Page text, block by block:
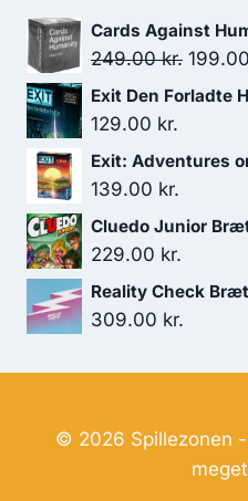
179.00
Cards Against
249.00kr. Den
199.00
Exit Den Forladte
129.00 kr.
Exit: Adventures
139.00 kr.
Cluedo Junior
229.00 kr.
Reality Check
309.00 kr.
© 2026 Spillezonen